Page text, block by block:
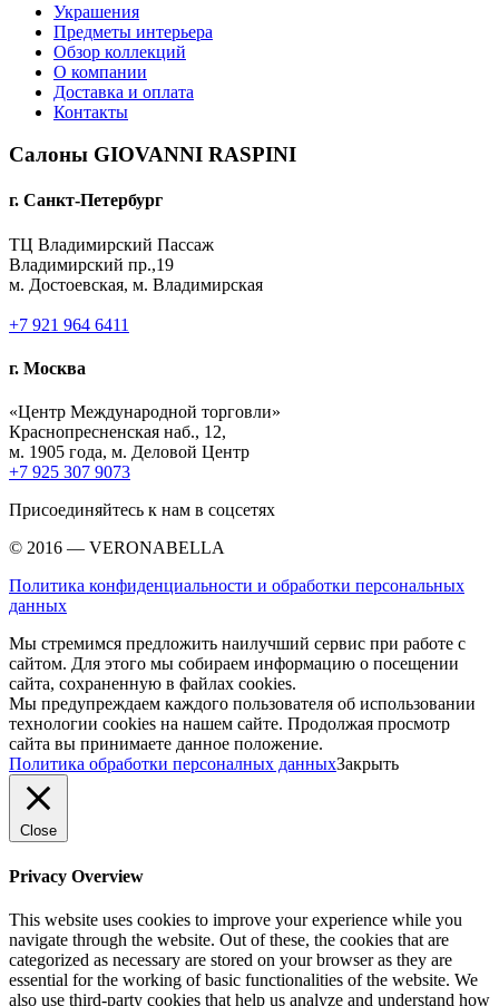
Украшения
Предметы интерьера
Обзор коллекций
О компании
Доставка и оплата
Контакты
Салоны GIOVANNI RASPINI
г. Санкт-Петербург
ТЦ Владимирский Пассаж
Владимирский пр.,19
м. Достоевская, м. Владимирская
+7 921 964 6411
г. Москва
«Центр Международной торговли»
Краснопресненская наб., 12,
м. 1905 года, м. Деловой Центр
+7 925 307 9073
Присоединяйтесь к нам в соцсетях
© 2016 — VERONABELLA
Политика конфиденциальности и обработки персональных
данных
Мы стремимся предложить наилучший сервис при работе с
сайтом. Для этого мы собираем информацию о посещении
сайта, сохраненную в файлах cookies.
Мы предупреждаем каждого пользователя об использовании
технологии cookies на нашем сайте. Продолжая просмотр
сайта вы принимаете данное положение.
Политика обработки персоналных данныхЗакрыть
Close
Privacy Overview
This website uses cookies to improve your experience while you
navigate through the website. Out of these, the cookies that are
categorized as necessary are stored on your browser as they are
essential for the working of basic functionalities of the website. We
also use third-party cookies that help us analyze and understand how